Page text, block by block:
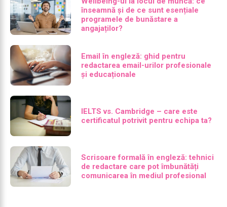
înseamnă și de ce sunt esențiale
programele de bunăstare a
angajaților?
Email în engleză: ghid pentru
redactarea email-urilor profesionale
și educaționale
IELTS vs. Cambridge – care este
certificatul potrivit pentru echipa ta?
Scrisoare formală în engleză: tehnici
de redactare care pot îmbunătăți
comunicarea în mediul profesional